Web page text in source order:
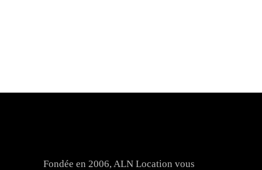
Fondée en 2006, ALN Location vous